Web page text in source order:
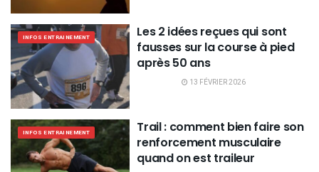
INFOS ENTRAINEMENT
Les 2 idées reçues qui sont
fausses sur la course à pied
après 50 ans
13 FÉVRIER 2026
INFOS ENTRAINEMENT
Trail : comment bien faire son
renforcement musculaire
quand on est traileur